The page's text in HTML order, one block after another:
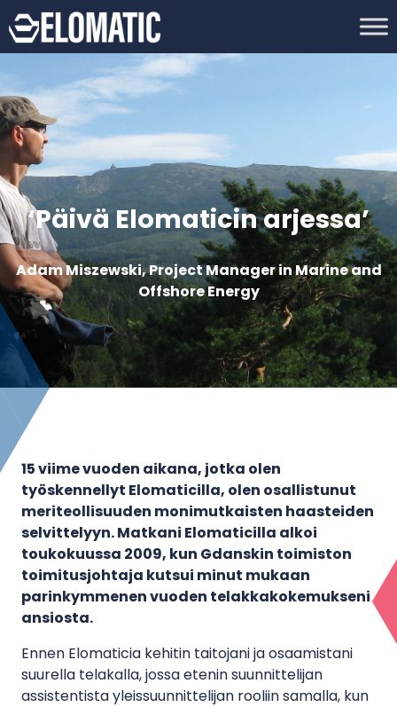
‘Päivä Elomaticin arjessa’
Adam Miszewski, Project Manager in Marine and
Offshore Energy
15 viime vuoden aikana, jotka olen
työskennellyt Elomaticilla, olen osallistunut
meriteollisuuden monimutkaisten haasteiden
selvittelyyn. Matkani Elomaticilla alkoi
toukokuussa 2009, kun Gdanskin toimiston
toimitusjohtaja kutsui minut mukaan
parinkymmenen vuoden telakkakokemukseni
ansiosta.
Ennen Elomaticia kehitin taitojani ja osaamistani
suurella telakalla, jossa etenin suunnittelijan
assistentista yleissuunnittelijan rooliin samalla, kun